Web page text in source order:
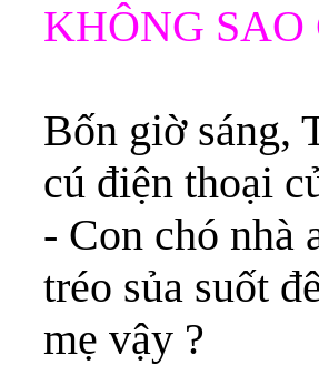
KHÔNG SAO
Bốn giờ sáng,
cú điện thoại
- Con chó nhà
tréo sủa suốt
mẹ vậy ?